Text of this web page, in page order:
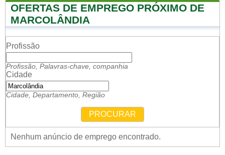
OFERTAS DE EMPREGO PRÓXIMO DE
MARCOLÂNDIA
Profissão
Profissão, Palavras-chave, companhia
Cidade
Cidade, Departamento, Região
PROCURAR
Nenhum anúncio de emprego encontrado.